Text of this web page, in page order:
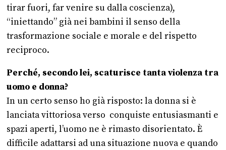
tirar fuori, far venire su dalla coscienza),
“iniettando” già nei bambini il senso della
trasformazione sociale e morale e del rispetto
reciproco.
Perché, secondo lei, scaturisce tanta violenza tra
uomo e donna?
In un certo senso ho già risposto: la donna si è
lanciata vittoriosa verso conquiste entusiasmanti e
spazi aperti, l’uomo ne è rimasto disorientato. È
difficile adattarsi ad una situazione nuova e quando